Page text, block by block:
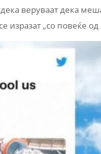
веруваат дека
изразат „со повеќе